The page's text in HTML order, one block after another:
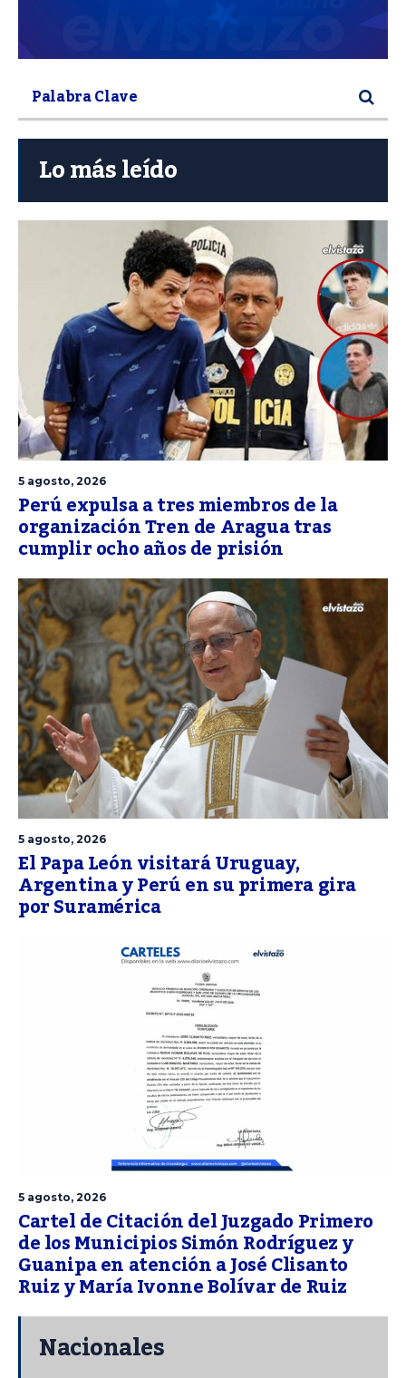
Lo más leído
5 agosto, 2026
Perú expulsa a tres miembros de la
organización Tren de Aragua tras
cumplir ocho años de prisión
5 agosto, 2026
El Papa León visitará Uruguay,
Argentina y Perú en su primera gira
por Suramérica
5 agosto, 2026
Cartel de Citación del Juzgado Primero
de los Municipios Simón Rodríguez y
Guanipa en atención a José Clisanto
Ruiz y María Ivonne Bolívar de Ruiz
Nacionales